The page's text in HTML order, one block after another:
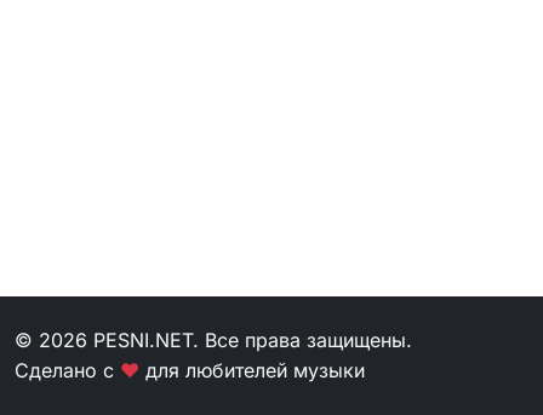
© 2026 PESNI.NET. Все права защищены.
Сделано с ❤ для любителей музыки